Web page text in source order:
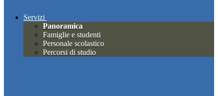
Servizi
Panoramica
Famiglie e studenti
Personale scolastico
Percorsi di studio